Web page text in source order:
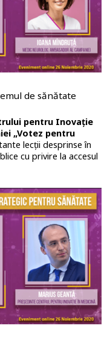
de sănătate
pentru Inovație
„Votez pentru
lecții desprinse în
cu privire la accesul